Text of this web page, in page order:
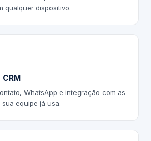
qualquer dispositivo.
WhatsApp e integração com as
equipe já usa.